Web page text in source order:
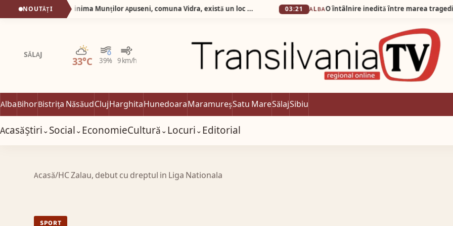
NOUTĂȚI Silva Logistic Services. În inima Munților Apuseni, comuna Vidra, există un loc care pare să fi rămas prins între două lumi: prezentul liniștit al satului de munte și trecutul îndepărtat al unei mări dispărute, Dealul cu Melci. ALBA
SĂLAJ
33°C 39% 9 km/h
Parțial noros
AlbaBihorBistrița NăsăudClujHarghitaHunedoaraMaramureșSatu MareSălajSibiu
AcasăȘtiri⌄Social⌄EconomieCultură⌄Locuri⌄Editorial
Acasă/HC Zalau, debut cu dreptul in Liga Nationala
SPORT